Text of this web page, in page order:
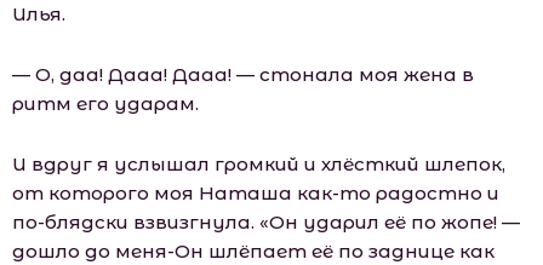
Илья.
— О, даа! Дааа! Дааа! — стонала моя жена в
ритм его ударам.
И вдруг я услышал громкий и хлёсткий шлепок,
от которого моя Наташа как-то радостно и
по-блядски взвизгнула. «Он ударил её по жопе! —
дошло до меня-Он шлёпает её по заднице как